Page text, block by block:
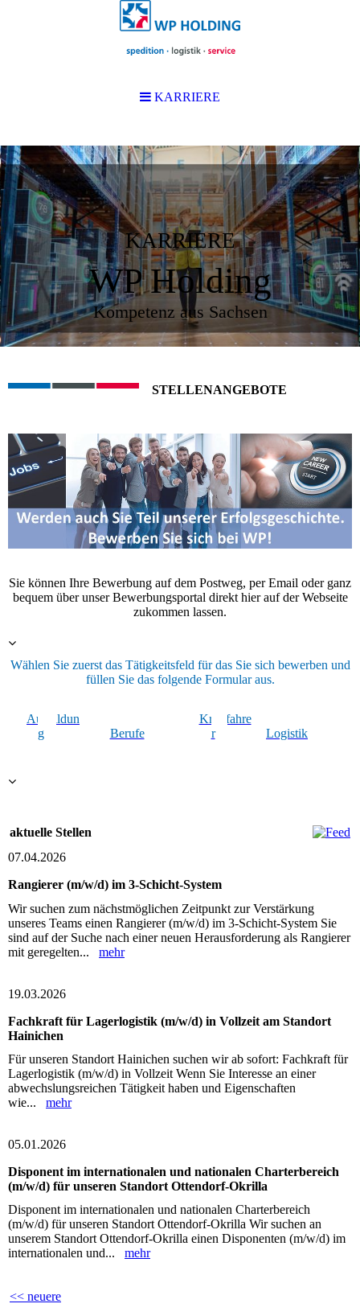
KARRIERE
WP Holding
Kompetenz aus Sachsen
STELLENANGEBOTE
Sie können Ihre Bewerbung auf dem Postweg, per Email oder ganz
bequem über unser Bewerbungsportal direkt hier auf der Webseite
zukommen lassen.
Wählen Sie zuerst das Tätigkeitsfeld für das Sie sich bewerben und
füllen Sie das folgende Formular aus.
Ausbildun
g
Berufe
Kraftfahre
r
Logistik
aktuelle Stellen
07.04.2026
Rangierer (m/w/d) im 3-Schicht-System
Wir suchen zum nächstmöglichen Zeitpunkt zur Verstärkung
unseres Teams einen Rangierer (m/w/d) im 3-Schicht-System Sie
sind auf der Suche nach einer neuen Herausforderung als Rangierer
mit geregelten... mehr
19.03.2026
Fachkraft für Lagerlogistik (m/w/d) in Vollzeit am Standort
Hainichen
Für unseren Standort Hainichen suchen wir ab sofort: Fachkraft für
Lagerlogistik (m/w/d) in Vollzeit Wenn Sie Interesse an einer
abwechslungsreichen Tätigkeit haben und Eigenschaften
wie... mehr
05.01.2026
Disponent im internationalen und nationalen Charterbereich
(m/w/d) für unseren Standort Ottendorf-Okrilla
Disponent im internationalen und nationalen Charterbereich
(m/w/d) für unseren Standort Ottendorf-Okrilla Wir suchen an
unserem Standort Ottendorf-Okrilla einen Disponenten (m/w/d) im
internationalen und... mehr
<< neuere
KARRIERE